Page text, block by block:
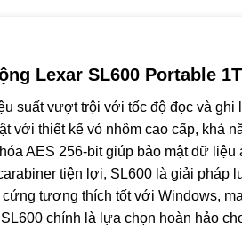
mang theo bên người mọi lúc, mọi nơi.
hợp với nhiều nhu cầu lưu trữ từ cá
quá trình sử dụng.
Lexar SL600 Portable
suất vượt trội với tốc độ đọc và ghi
với thiết kế vỏ nhôm cao cấp, khả
AES 256-bit giúp bảo mật dữ liệu
tiện lợi, SL600 là giải pháp
tương thích tốt với Windows,
chính là lựa chọn hoàn hảo